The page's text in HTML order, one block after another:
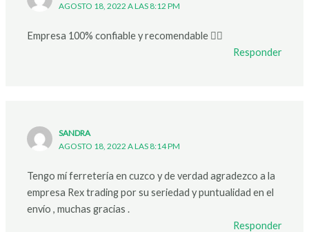
AGOSTO 18, 2022 A LAS 8:12 PM
Empresa 100% confiable y recomendable 👍🏽
Responder
SANDRA
AGOSTO 18, 2022 A LAS 8:14 PM
Tengo mí ferretería en cuzco y de verdad agradezco a la
empresa Rex trading por su seriedad y puntualidad en el
envío , muchas gracias .
Responder